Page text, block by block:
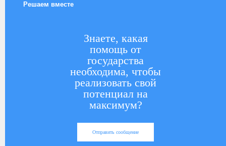
Решаем вместе
Знаете, какая
помощь от
государства
необходима, чтобы
реализовать свой
потенциал на
максимум?
Отправить сообщение